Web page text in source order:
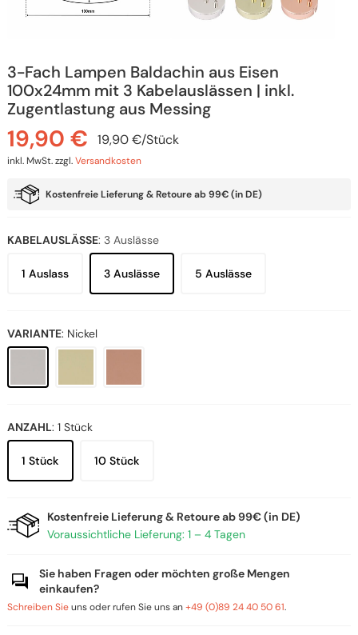
3-Fach Lampen Baldachin aus Eisen
100x24mm mit 3 Kabelauslässen | inkl.
Zugentlastung aus Messing
19,90 € 19,90€/Stück
inkl. MwSt.zzgl.Versandkosten
Kostenfreie Lieferung & Retoure ab 99€ (in DE)
KABELAUSLÄSSE: 3 Auslässe
1 Auslass 3 Auslässe 5 Auslässe
VARIANTE: Nickel
ANZAHL: 1 Stück
1 Stück 10 Stück
Kostenfreie Lieferung & Retoure ab 99€ (in DE)
Voraussichtliche Lieferung: 1 – 4 Tagen
Sie haben Fragen oder möchten große Mengen
einkaufen?
Schreiben Sieuns oder rufen Sie uns an+49 (0)89 24 40 50 61.